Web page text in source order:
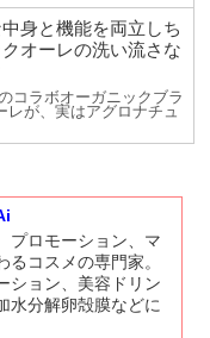
身と機能を両立しち
オーレの洗い流さな
コラボオーガニックブラ
レが、実はアグロナチュ
プロモーション、マ
るコスメの専門家。
ション、美容ドリン
水分解卵殻膜などに